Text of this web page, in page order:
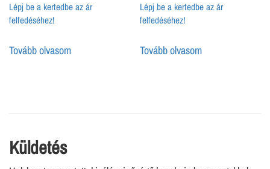
Lépj be a kertedbe az ár
felfedéséhez!
Tovább olvasom
Lépj be a kertedbe az ár
felfedéséhez!
Tovább olvasom
Küldetés